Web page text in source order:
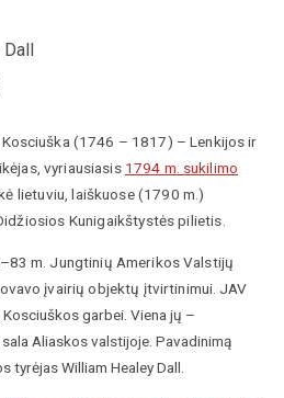
Dall
Kosciuška (1746 – 1817) –Lenkijos ir
vyriausiasis 1794 m. sukilimo
lietuviu, laiškuose (1790 m.)
Kunigaikštystės pilietis.
m. Jungtinių Amerikos Valstijų
įvairių objektų įtvirtinimui. JAV
osciuškosgarbei. Viena jų –
Aliaskos valstijoje . Pavadinimą
tyrėjas William Healey Dall.